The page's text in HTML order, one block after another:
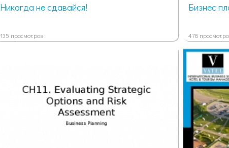
Никогда не сдавайся!
135 просмотров
Бизнес
478